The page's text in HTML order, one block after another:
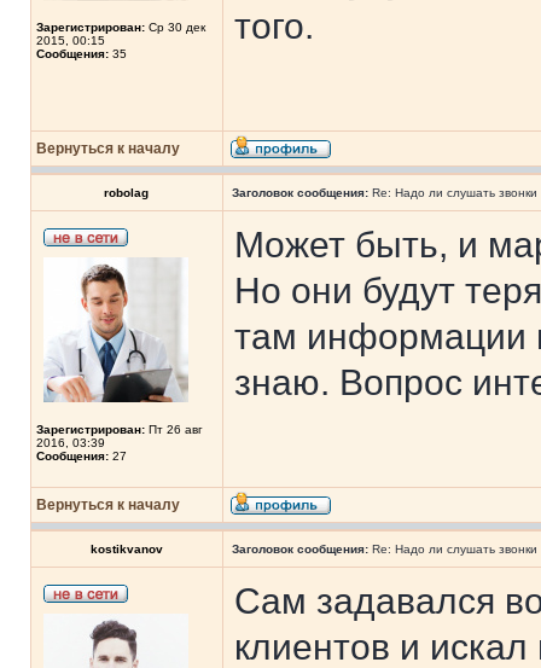
Зарегистрирован: Ср 30 дек
2015, 00:15
Сообщения: 35
того.
Вернуться к началу
robolag Заголовок сообщения: Re: Надо ли слушать звонки
Зарегистрирован: Пт 26 авг
2016, 03:39
Сообщения: 27
Может быть, и
Но они будут
там информации
знаю. Вопрос
Вернуться к началу
kostikvanov Заголовок сообщения: Re: Надо ли слушать звонки
Сам задавался
клиентов и